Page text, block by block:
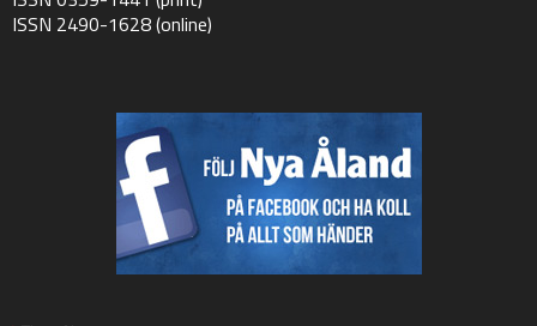
ISSN 2490-1628 (online)